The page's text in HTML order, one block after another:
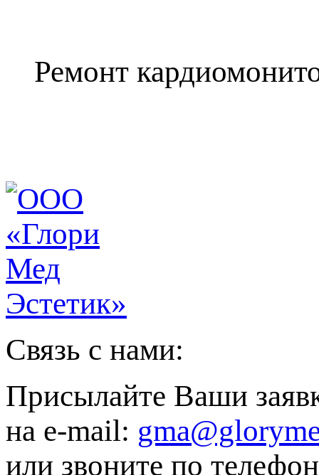
Ремонт
Связь с нами:
Присылайте Ваши
на e-mail:
или звоните по